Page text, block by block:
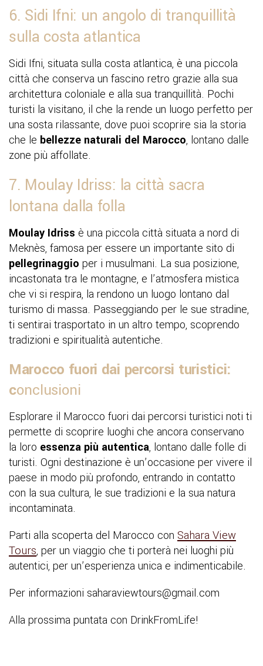
6. Sidi Ifni: un angolo di tranquillità
sulla costa atlantica
Sidi Ifni, situata sulla costa atlantica, è una piccola
città che conserva un fascino retro grazie alla sua
architettura coloniale e alla sua tranquillità. Pochi
turisti la visitano, il che la rende un luogo perfetto per
una sosta rilassante, dove puoi scoprire sia la storia
che le bellezze naturali del Marocco, lontano dalle
zone più affollate.
7. Moulay Idriss: la città sacra
lontana dalla folla
Moulay Idriss è una piccola città situata a nord di
Meknès, famosa per essere un importante sito di
pellegrinaggio per i musulmani. La sua posizione,
incastonata tra le montagne, e l’atmosfera mistica
che vi si respira, la rendono un luogo lontano dal
turismo di massa. Passeggiando per le sue stradine,
ti sentirai trasportato in un altro tempo, scoprendo
tradizioni e spiritualità autentiche.
Marocco fuori dai percorsi turistici:
conclusioni
Esplorare il Marocco fuori dai percorsi turistici noti ti
permette di scoprire luoghi che ancora conservano
la loro essenza più autentica, lontano dalle folle di
turisti. Ogni destinazione è un’occasione per vivere il
paese in modo più profondo, entrando in contatto
con la sua cultura, le sue tradizioni e la sua natura
incontaminata.
Parti alla scoperta del Marocco con Sahara View
Tours, per un viaggio che ti porterà nei luoghi più
autentici, per un’esperienza unica e indimenticabile.
Per informazioni saharaviewtours@gmail.com
Alla prossima puntata con DrinkFromLife!